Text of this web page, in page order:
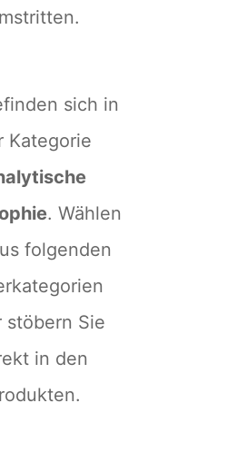
sich in
Kategorie
. Wählen
folgenden
stöbern Sie
in den